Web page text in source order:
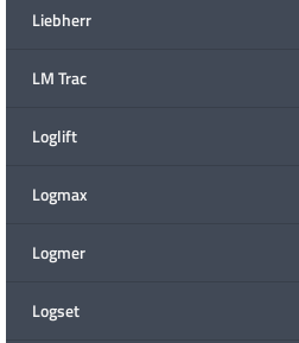
Liebherr
LM Trac
Loglift
Logmax
Logmer
Logset